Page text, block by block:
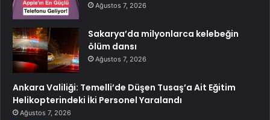
Ağustos 7, 2026
Sakarya’da milyonlarca kelebeğin
ölüm dansı
Ağustos 7, 2026
Ankara Valiliği: Temelli’de Düşen Tusaş’a Ait Eğitim
Helikopterindeki İki Personel Yaralandı
Ağustos 7, 2026